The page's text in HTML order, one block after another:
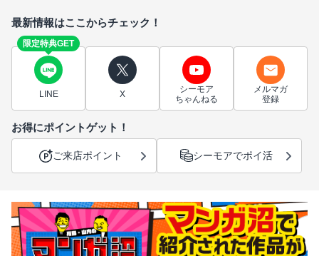
最新情報はここからチェック！
限定特典GET
LINE X
シーモア
ちゃんねる
メルマガ
登録
お得にポイントゲット！
ご来店ポイント シーモアでポイ活